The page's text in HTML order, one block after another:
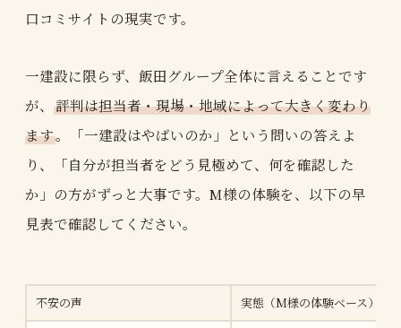
口コミサイトの現実です。
一建設に限らず、飯田グループ全体に言えることです
が、 評判は担当者・現場・地域によって大きく変わり
ます。「一建設はやばいのか」という問いの答えよ
り、「自分が担当者をどう見極めて、何を確認した
か」の方がずっと大事です。M様の体験を、以下の早
見表で確認してください。
不安の声 実態（M様の体験ベース）